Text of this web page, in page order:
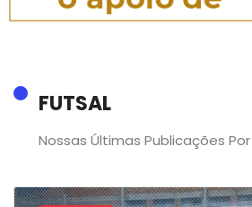
FUTSAL
Nossas Últimas Publicações